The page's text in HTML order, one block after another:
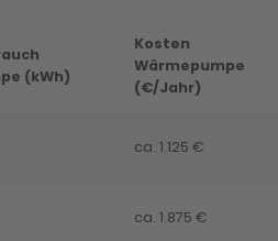
(kWh)
Kosten
Wärmepumpe
(€/Jahr)
ca. 1.125 €
ca. 1.875 €